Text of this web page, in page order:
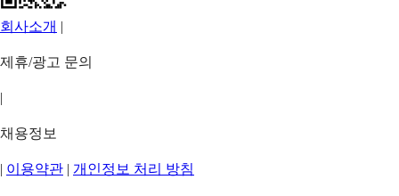
회사소개 |
제휴/광고 문의
|
채용정보
| 이용약관 | 개인정보 처리 방침